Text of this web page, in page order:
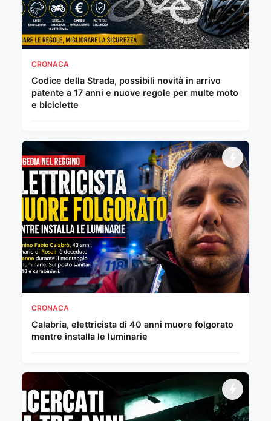
CRONACA
Codice della Strada, possibili novità in arrivo
patente a 17 anni e nuove regole per multe moto
e biciclette
CRONACA
Calabria, elettricista di 40 anni muore folgorato
mentre installa le luminarie